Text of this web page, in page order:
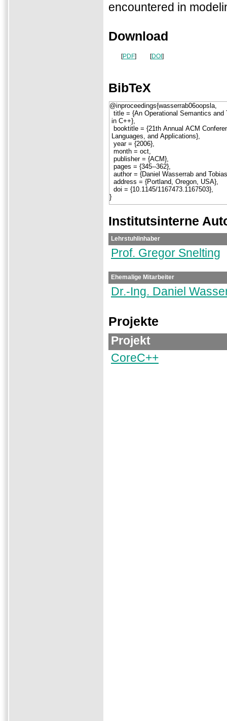
encountered in
Download
[PDF] [DOI ]
BibTeX
Institutsinterne
Lehrstuhlinhaber
Prof. Gregor Snelting
Ehemalige Mitarbeiter
Dr.-Ing. Daniel
Projekte
Projekt
CoreC++